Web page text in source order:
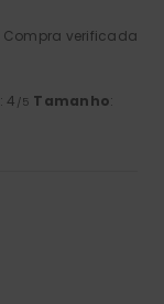
Compra verificada
: 4 /5 Tamanho: